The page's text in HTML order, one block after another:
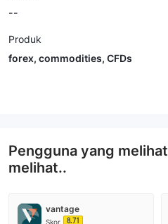
--
Produk
forex, commodities, CFDs
Pengguna yang melihat
melihat..
vantage
Skor 8.71